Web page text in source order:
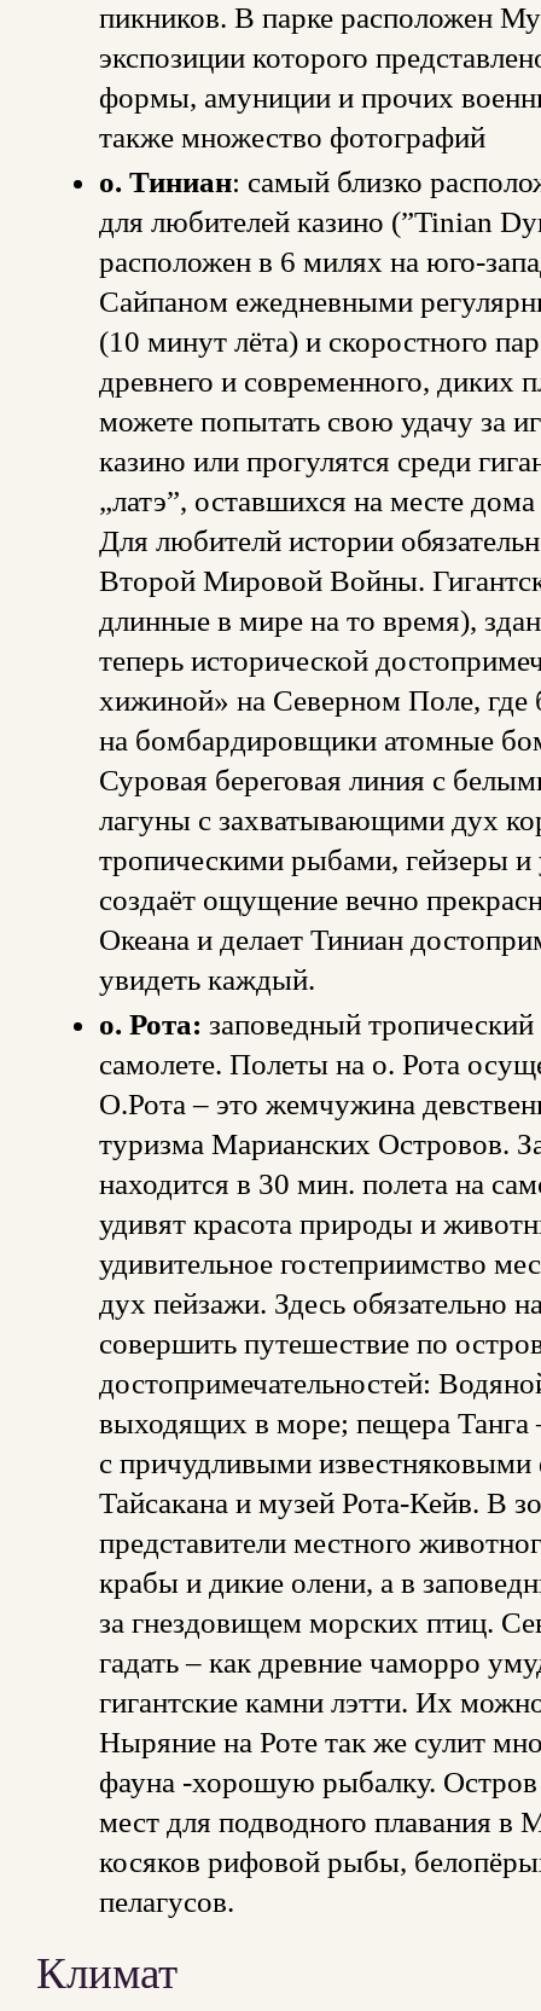
пикников. В парке расположен
экспозиции которого
формы, амуниции и прочих
также множество фотографий
о. Тиниан: самый близко
для любителей казино (”Tinian
расположен в 6 милях на юго-
Сайпаном ежедневными
(10 минут лёта) и скоростного
древнего и современного, диких
можете попытать свою удачу за
казино или прогулятся среди
„латэ”, оставшихся на месте
Для любителй истории
Второй Мировой Войны.
длинные в мире на то время),
теперь исторической
хижиной» на Северном Поле,
на бомбардировщики атомные
Суровая береговая линия с
лагуны с захватывающими дух
тропическими рыбами, гейзеры
создаёт ощущение вечно
Океана и делает Тиниан
увидеть каждый.
о. Рота: заповедный
самолете. Полеты на о. Рота
О.Рота – это жемчужина
туризма Марианских Островов.
находится в 30 мин. полета на
удивят красота природы и
удивительное гостеприимство
дух пейзажи. Здесь обязательно
совершить путешествие по
достопримечательностей:
выходящих в море; пещера Танга
с причудливыми
Тайсакана и музей Рота-Кейв. В
представители местного
крабы и дикие олени, а в
за гнездовищем морских птиц.
гадать – как древние чаморро
гигантские камни лэтти. Их
Ныряние на Роте так же сулит
фауна -хорошую рыбалку.
мест для подводного плавания
косяков рифовой рыбы,
пелагусов.
Климат